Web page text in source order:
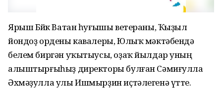
Ярыш Бөйөк Ватан һуғышы ветераны, Ҡыҙыл
йондоҙ ордены кавалеры, Юлыҡ мәктәбендә
белем биргән уҡытыусы, оҙаҡ йылдар уның
алыштырғыһыҙ директоры булған Сәмиғулла
Әхмәҙулла улы Ишмырҙин иҫтәлегенә үтте.